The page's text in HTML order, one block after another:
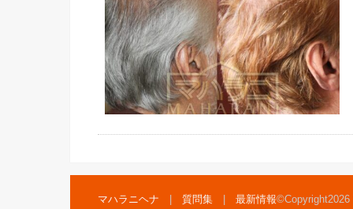
マハラニヘナ 質問集 最新情報©Copyright2026